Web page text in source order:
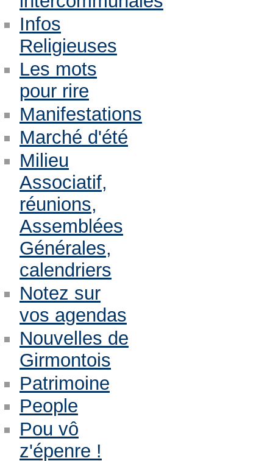
Infos
Religieuses
Les mots
pour rire
Manifestations
Marché d'été
Milieu
Associatif,
réunions,
Assemblées
Générales,
calendriers
Notez sur
vos agendas
Nouvelles de
Girmontois
Patrimoine
People
Pou vô
z'épenre !